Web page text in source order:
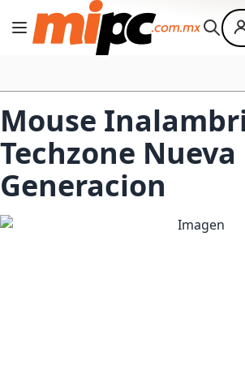
Cambiar Nav
Buscar
Mouse
Techzone Nueva
Generacion